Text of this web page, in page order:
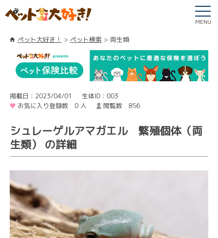
MENU
ペット大好き！ ペット検索 両生類
掲載日：2023/04/01
生体ID：003
お気に入り登録数 0 人
閲覧数 856
シュレーゲルアマガエル 繁殖個体（両
生類） の詳細